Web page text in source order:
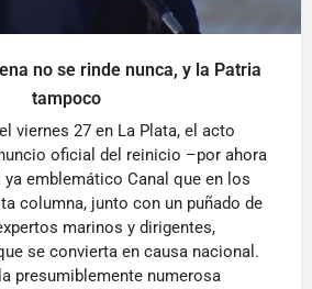
no se rinde nunca, y la Patria
tampoco
viernes 27 en La Plata, el acto
oficial del reinicio –por ahora
emblemático Canal que en los
columna, junto con un puñado de
marinos y dirigentes,
se convierta en causa nacional.
presumiblemente numerosa